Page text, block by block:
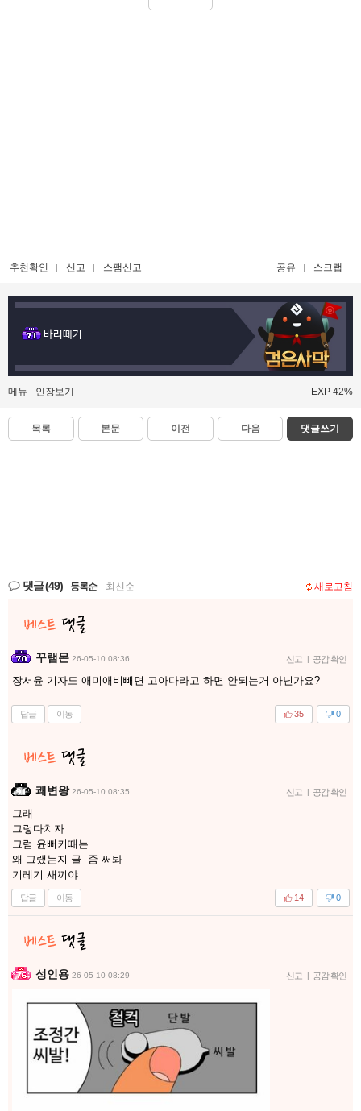
추천확인 신고 스팸신고 공유 스크랩
바리떼기
메뉴 인장보기 EXP 42%
목록 본문 이전 다음 댓글쓰기
댓글(49) 등록순 최신순 새로고침
꾸램몬 26-05-10 08:36 신고 | 공감 확인
장서윤 기자도 애미애비빼면 고아다라고 하면 안되는거 아닌가요?
답글 이동 0
35
쾌변왕 26-05-10 08:35 신고 | 공감 확인
그래
그렇다치자
그럼 윤뻐커때는
왜 그랬는지 글 좀 써봐
기레기 새끼야
답글 이동 0
14
성인용 26-05-10 08:29 신고 | 공감 확인